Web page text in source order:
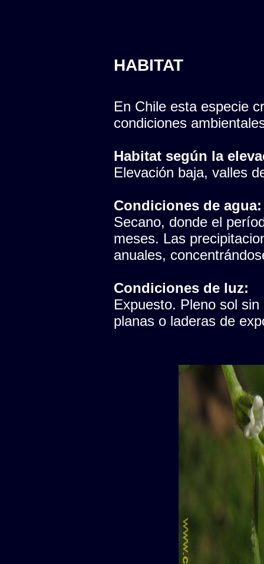
HABITAT
En Chile esta especie
condiciones
Habitat según la
Elevación baja, valles
Condiciones de agua:
Secano, donde el
meses. Las
anuales,
Condiciones de luz:
Expuesto. Pleno sol
planas o laderas de